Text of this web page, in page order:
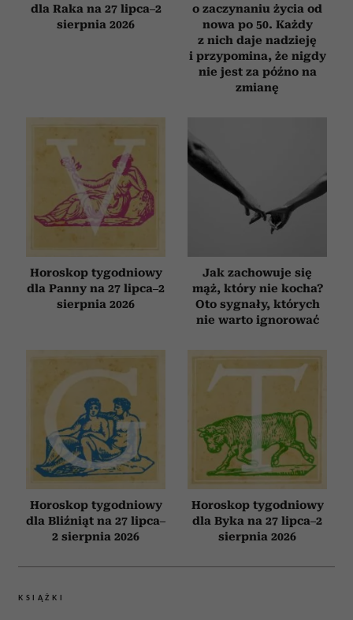
dla Raka na 27 lipca–2
sierpnia 2026
o zaczynaniu życia od
nowa po 50. Każdy
z nich daje nadzieję
i przypomina, że nigdy
nie jest za późno na
zmianę
Horoskop tygodniowy
dla Panny na 27 lipca–2
sierpnia 2026
Jak zachowuje się
mąż, który nie kocha?
Oto sygnały, których
nie warto ignorować
Horoskop tygodniowy
dla Bliźniąt na 27 lipca–
2 sierpnia 2026
Horoskop tygodniowy
dla Byka na 27 lipca–2
sierpnia 2026
KSIĄŻKI